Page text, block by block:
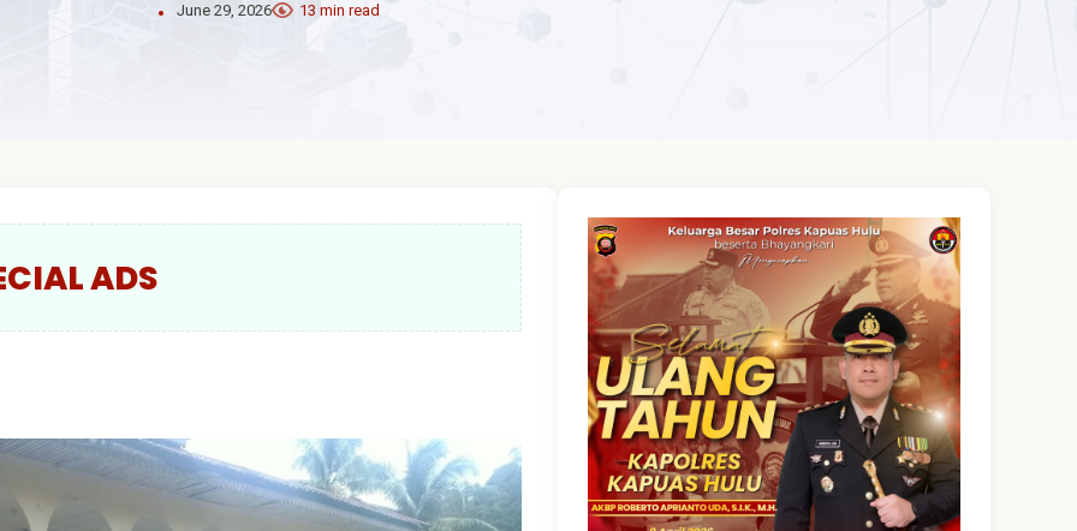
June 29, 2026 13 min read
ADS